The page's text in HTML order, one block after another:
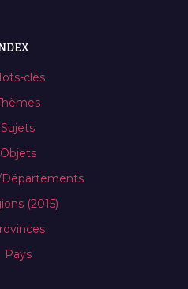
clés
Sujets
Objets
Départements
(2015)
Pays